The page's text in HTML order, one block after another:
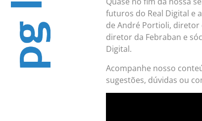
futuros do Real Digital e
de André Portioli, diretor
diretor da Febraban e
Digital.
Acompanhe nosso
sugestões, dúvidas ou